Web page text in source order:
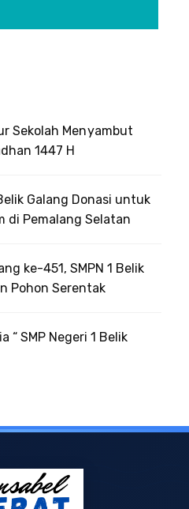
Sekolah Menyambut
1447 H
Galang Donasi untuk
di Pemalang Selatan
ke-451, SMPN 1 Belik
Pohon Serentak
“ SMP Negeri 1 Belik